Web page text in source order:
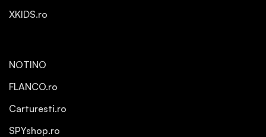
XKIDS.ro
NOTINO
FLANCO.ro
Carturesti.ro
SPYshop.ro